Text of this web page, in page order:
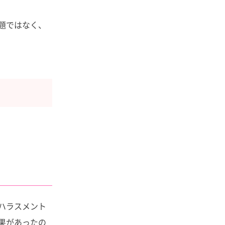
はなく、
ラスメント
があったの